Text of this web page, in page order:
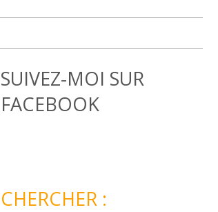
SUIVEZ-MOI SUR
FACEBOOK
CHERCHER :